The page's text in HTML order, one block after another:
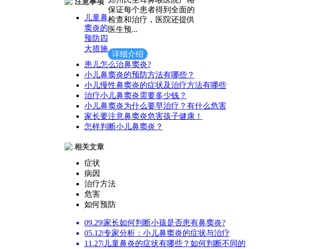
保证每个患者得到全面的
检查和治疗，医院还提供
医生预...
详细介绍
儿童鼻
窦炎的
预防四
大措施
患儿怎么治鼻窦炎?
小儿鼻窦炎的预防方法有哪些？
小儿慢性鼻窦炎的症状及治疗方法有哪些
治疗小儿鼻窦炎需要多少钱？
小儿鼻窦炎为什么要早治疗？有什么危害
家长要注意鼻窦炎危害孩子健康！
怎样判断小儿鼻窦炎？
相关文章
症状
病因
治疗方法
危害
如何预防
09.29|家长如何判断小孩是否患有鼻窦炎?
05.12|专家分析：小儿鼻窦炎的症状与治疗
11.27| 儿童鼻炎的症状有哪些？如何判断不同的